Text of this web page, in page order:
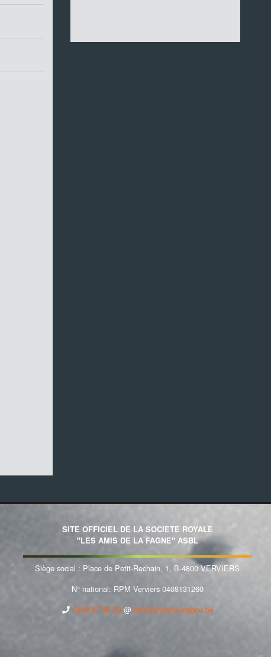
SITE OFFICIEL DE LA SOCIETE ROYALE
"LES AMIS DE LA FAGNE" ASBL
Siège social : Place de Petit-Rechain, 1, B-4800 VERVIERS
N° national: RPM Verviers 0408131260
0496 87 58 28 @ info@amisdelafagne.be